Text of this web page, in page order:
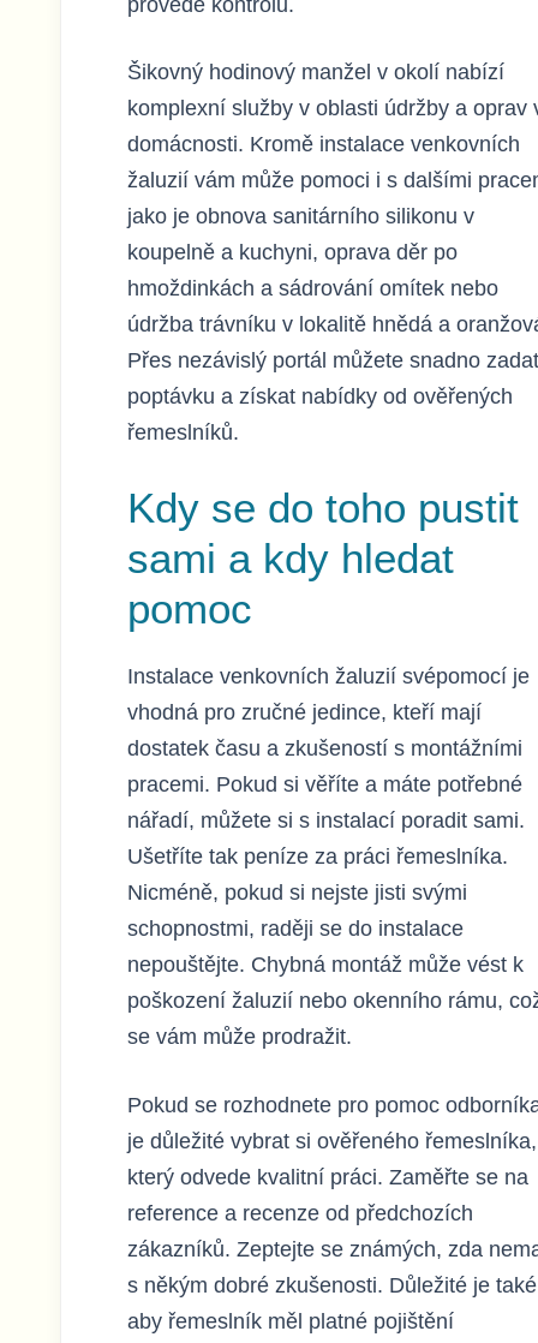
Šikovný hodinový manžel v okolí nabízí
komplexní služby v oblasti údržby a oprav
domácnosti. Kromě instalace venkovních
žaluzií vám může pomoci i s dalšími
jako je obnova sanitárního silikonu v
koupelně a kuchyni, oprava děr po
hmoždinkách a sádrování omítek nebo
údržba trávníku v lokalitě hnědá a
Přes nezávislý portál můžete snadno zadat
poptávku a získat nabídky od ověřených
řemeslníků.
Kdy se do toho pustit
sami a kdy hledat
pomoc
Instalace venkovních žaluzií svépomocí je
vhodná pro zručné jedince, kteří mají
dostatek času a zkušeností s montážními
pracemi. Pokud si věříte a máte potřebné
nářadí, můžete si s instalací poradit sami.
Ušetříte tak peníze za práci řemeslníka.
Nicméně, pokud si nejste jisti svými
schopnostmi, raději se do instalace
nepouštějte. Chybná montáž může vést k
poškození žaluzií nebo okenního rámu,
se vám může prodražit.
Pokud se rozhodnete pro pomoc
je důležité vybrat si ověřeného řemeslníka,
který odvede kvalitní práci. Zaměřte se na
reference a recenze od předchozích
zákazníků. Zeptejte se známých, zda
s někým dobré zkušenosti. Důležité je
aby řemeslník měl platné pojištění